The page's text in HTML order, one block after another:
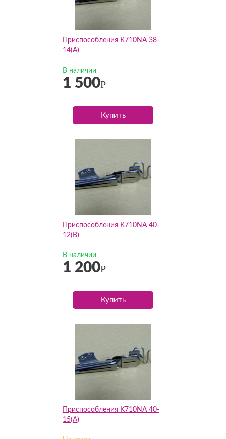
Приспособления K710NA 38-
14(А)
В наличии
1 500Р
Купить
Приспособления K710NA 40-
12(B)
В наличии
1 200Р
Купить
Приспособления K710NA 40-
15(А)